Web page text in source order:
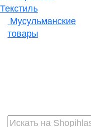
Текстиль
Мусульманские
товары